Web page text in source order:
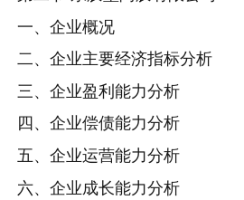
一、企业概况
二、企业主要经济指标分析
三、企业盈利能力分析
四、企业偿债能力分析
五、企业运营能力分析
六、企业成长能力分析